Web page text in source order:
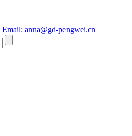
Email: anna@gd-pengwei.cn